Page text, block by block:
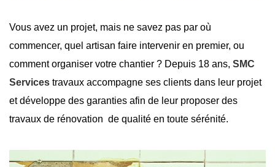
Vous avez un projet, mais ne savez pas par où
commencer, quel artisan faire intervenir en premier, ou
comment organiser votre chantier ? Depuis 18 ans, SMC
Services travaux accompagne ses clients dans leur projet
et développe des garanties afin de leur proposer des
travaux de rénovation de qualité en toute sérénité.